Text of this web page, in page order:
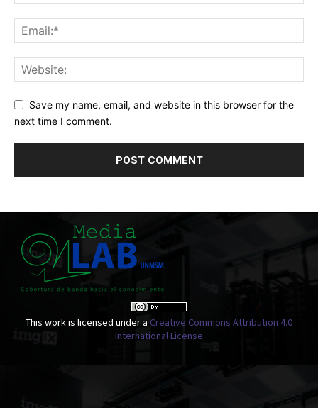
Save my name, email, and website in this browser for the
next time I comment.
This work is licensed under a Creative Commons Attribution 4.0
International License